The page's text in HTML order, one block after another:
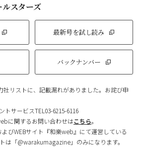
スターズ
最新号を試し読み
バックナンバー
社リストに、記載漏れがありました。お詫び申
トサービスTEL03-6215-6116
に関するお問い合わせはこちら。
びWEBサイト『和樂web』にて運営している
は「@warakumagazine」のみになります。